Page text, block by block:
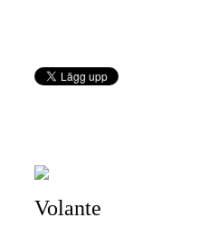
Volante